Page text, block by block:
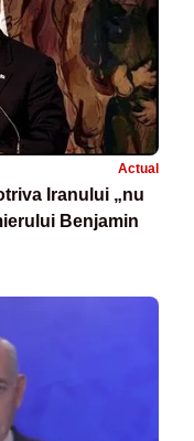
Actual
Iranului „nu
Benjamin